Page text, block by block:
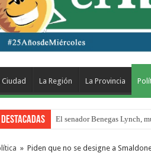
Ciudad La Región La Provincia
El senador Benegas Lynch,
El gobierno baja el capítulo
» Piden que no se designe a